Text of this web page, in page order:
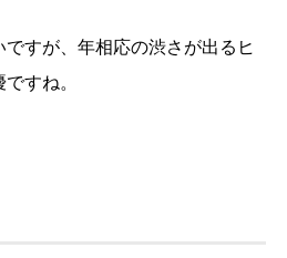
すが、年相応の渋さが出るヒ
すね。